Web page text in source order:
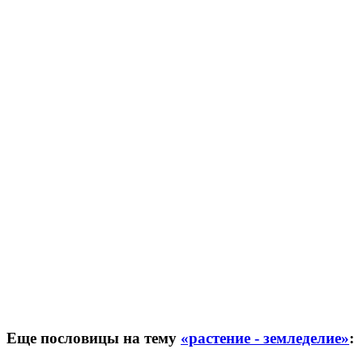
Еще пословицы на тему «растение - земледелие»: